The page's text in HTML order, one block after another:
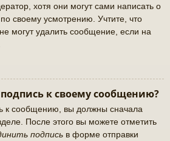
хотя они могут сами написать о
своему усмотрению. Учтите, что
могут удалить сообщение, если на
к своему сообщению?
к сообщению, вы должны сначала
После этого вы можете отметить
подпись в форме отправки